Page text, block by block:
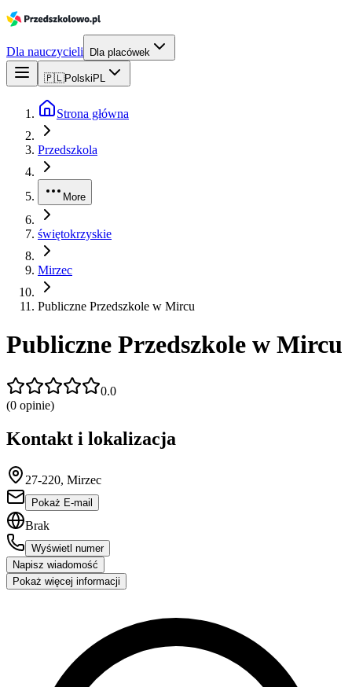
Dla nauczycieli Dla placówek
🇵🇱Polski PL
Strona główna
Przedszkola
More
świętokrzyskie
Mirzec
Publiczne Przedszkole w Mircu
Publiczne Przedszkole w Mircu
0.0
(0 opinie)
Kontakt i lokalizacja
27-220, Mirzec
Pokaż E-mail
Brak
Wyświetl numer
Napisz wiadomość
Pokaż więcej informacji